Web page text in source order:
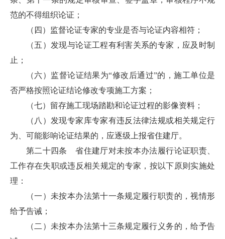
范的不得组织论证；
（四）监督论证专家的专业是否与论证内容相符；
（五）发现与论证工程有利害关系的专家，应及时制
止；
（六）监督论证结果为“修改后通过”的，施工单位是
否严格按照论证结论修改专项施工方案；
（七）留存施工现场踏勘和论证过程的影像资料；
（八）发现专家库专家有违反法律法规或相关规定行
为、可能影响论证结果的，应逐级上报省住建厅。
第二十四条 省住建厅对未按本办法履行论证职责、
工作存在失职或违反相关规定的专家，按以下原则实施处
理：
（一）未按本办法第十一条规定履行职责的，视情形
给予告诫；
（二）未按本办法第十三条规定履行义务的，给予告